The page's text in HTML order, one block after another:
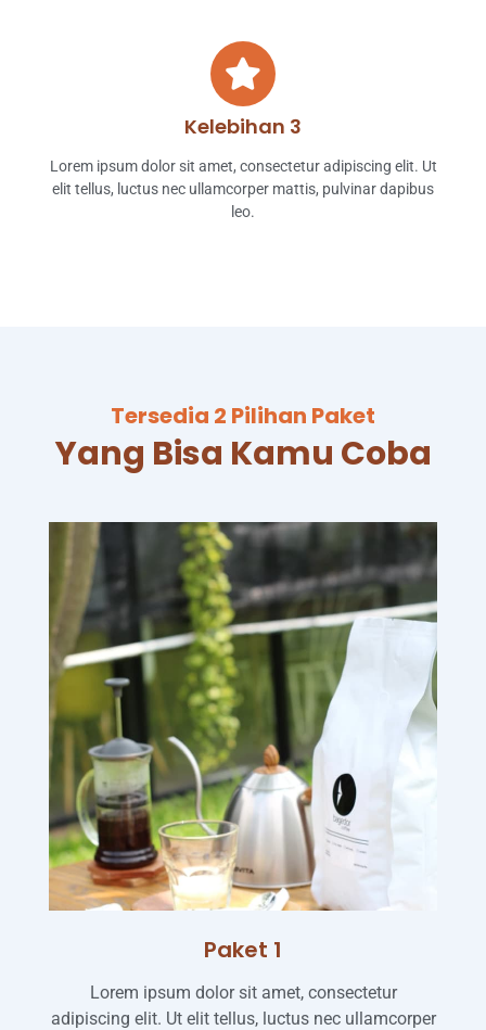
Kelebihan 3
Lorem ipsum dolor sit amet, consectetur adipiscing elit. Ut
elit tellus, luctus nec ullamcorper mattis, pulvinar dapibus
leo.
Tersedia 2 Pilihan Paket
Yang Bisa Kamu Coba
Paket 1
Lorem ipsum dolor sit amet, consectetur
adipiscing elit. Ut elit tellus, luctus nec ullamcorper